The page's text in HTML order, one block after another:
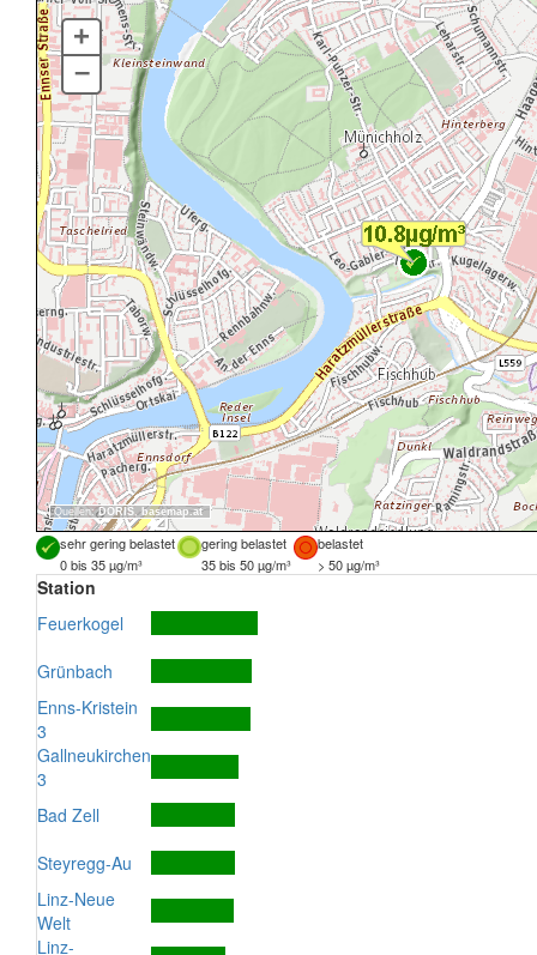
Quellen:DORIS, basemap.at
+
–
sehr gering belastet gering belastet
belastet
0 bis 35 µg/m³
35 bis 50 µg/m³ > 50 µg/m³
Station
Feuerkogel
Grünbach
Enns-Kristein
3
Gallneukirchen
3
Bad Zell
Steyregg-Au
Linz-Neue
Welt
Linz-